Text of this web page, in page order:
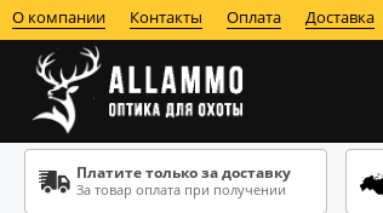
О компании Контакты Оплата Доставка
Платите только за доставку
За товар оплата при получении